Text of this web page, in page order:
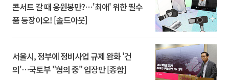
콘서트 갈 때 응원봉만?⋯'최애' 위한 필수
품 등장이오! [솔드아웃]
서울시, 정부에 정비사업 규제 완화 '건
의'⋯국토부 "협의 중" 입장만 [종합]